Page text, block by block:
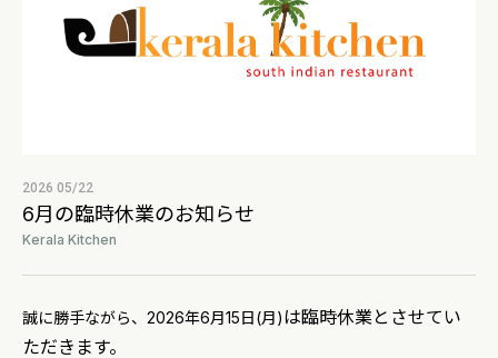
2026 05/22
6月の臨時休業のお知らせ
Kerala Kitchen
誠に勝手ながら、2026年6月15日(月)は臨時休業とさせてい
ただきます。